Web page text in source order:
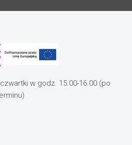
w godz. 15.00-16.00 (po